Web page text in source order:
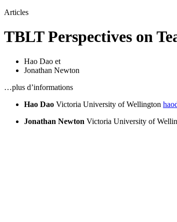
Articles
TBLT Perspectives on
Hao Dao et
Jonathan Newton
…plus d’informations
Hao Dao Victoria University of Wellington
Jonathan Newton Victoria University of